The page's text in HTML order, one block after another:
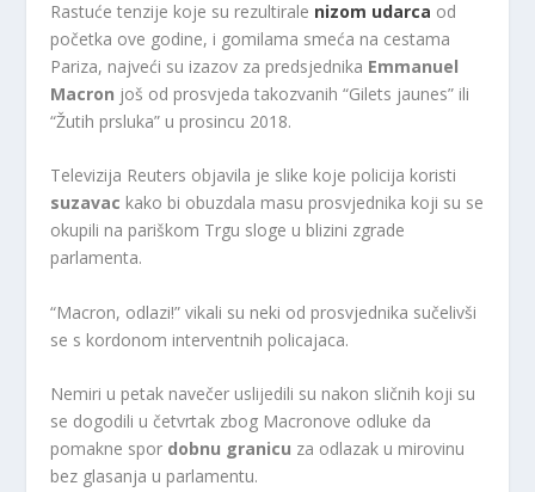
Rastuće tenzije koje su rezultirale nizom udarca od
početka ove godine, i gomilama smeća na cestama
Pariza, najveći su izazov za predsjednika Emmanuel
Macron još od prosvjeda takozvanih “Gilets jaunes” ili
“Žutih prsluka” u prosincu 2018.
Televizija Reuters objavila je slike koje policija koristi
suzavac kako bi obuzdala masu prosvjednika koji su se
okupili na pariškom Trgu sloge u blizini zgrade
parlamenta.
“Macron, odlazi!” vikali su neki od prosvjednika sučelivši
se s kordonom interventnih policajaca.
Nemiri u petak navečer uslijedili su nakon sličnih koji su
se dogodili u četvrtak zbog Macronove odluke da
pomakne spor dobnu granicu za odlazak u mirovinu
bez glasanja u parlamentu.